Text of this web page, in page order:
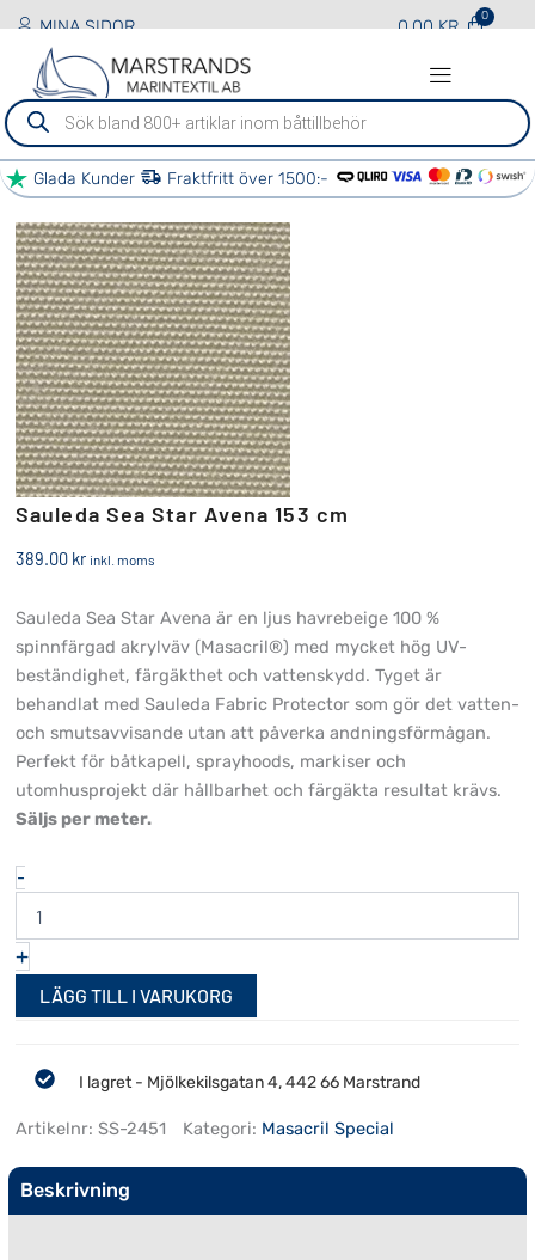
MINA SIDOR 0.00KR
Sök
efter
produkter
Glada Kunder
Fraktfritt över 1500:-
Sauleda Sea Star Avena 153 cm
389.00 kr inkl. moms
Sauleda Sea Star Avena är en ljus havrebeige 100 %
spinnfärgad akrylväv (Masacril®) med mycket hög UV-
beständighet, färgäkthet och vattenskydd. Tyget är
behandlat med Sauleda Fabric Protector som gör det vatten-
och smutsavvisande utan att påverka andningsförmågan.
Perfekt för båtkapell, sprayhoods, markiser och
utomhusprojekt där hållbarhet och färgäkta resultat krävs.
Säljs per meter.
-Sauleda
Sea
Star
Avena
153
cm
mängd
+
LÄGG TILL I VARUKORG
I lagret - Mjölkekilsgatan 4, 442 66 Marstrand
Artikelnr: SS-2451 Kategori: Masacril Special
Beskrivning